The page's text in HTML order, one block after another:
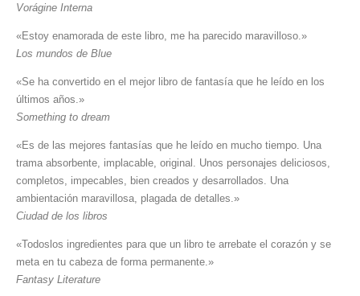
Vorágine Interna
«Estoy enamorada de este libro, me ha parecido maravilloso.»
Los mundos de Blue
«Se ha convertido en el mejor libro de fantasía que he leído en los
últimos años.»
Something to dream
«Es de las mejores fantasías que he leído en mucho tiempo. Una
trama absorbente, implacable, original. Unos personajes deliciosos,
completos, impecables, bien creados y desarrollados. Una
ambientación maravillosa, plagada de detalles.»
Ciudad de los libros
«Todoslos ingredientes para que un libro te arrebate el corazón y se
meta en tu cabeza de forma permanente.»
Fantasy Literature